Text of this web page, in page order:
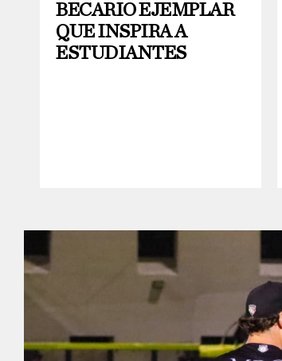
BECARIO EJEMPLAR
QUE INSPIRA A
ESTUDIANTES